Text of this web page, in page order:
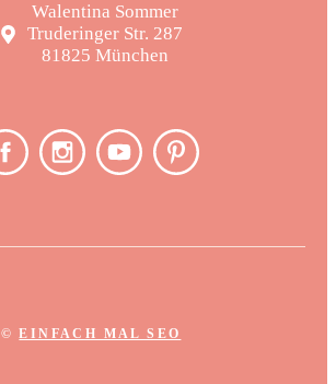
Walentina Sommer
Truderinger Str. 287
81825 München
©EINFACH MAL SEO